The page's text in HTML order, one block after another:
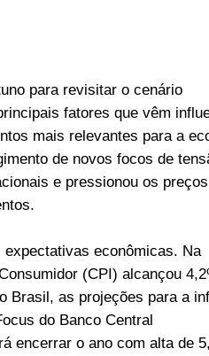
para revisitar o cenário
fatores que vêm
mais relevantes para a
de novos focos de
e pressionou os
econômicas. Na
(CPI) alcançou
Brasil, as projeções para a
do Banco Central
encerrar o ano com alta de